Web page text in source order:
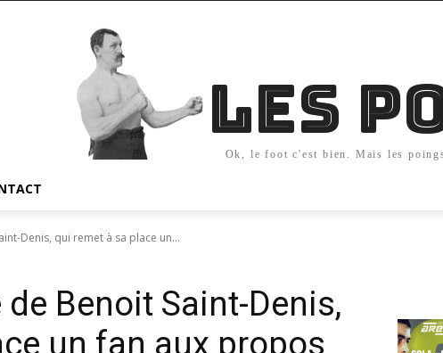
Les
Ok, le foot c'est bien. Mais les
Denis, qui remet à sa place un...
Benoit Saint-Denis,
un fan aux propos